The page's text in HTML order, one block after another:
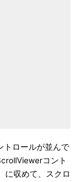
トロールが並んで
コント
に収めて、スクロ